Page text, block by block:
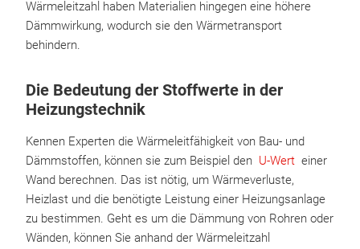
Wärmeleitzahl haben Materialien hingegen eine höhere
Dämmwirkung, wodurch sie den Wärmetransport
behindern.
Die Bedeutung der Stoffwerte in der
Heizungstechnik
Kennen Experten die Wärmeleitfähigkeit von Bau- und
Dämmstoffen, können sie zum Beispiel den U-Wert einer
Wand berechnen. Das ist nötig, um Wärmeverluste,
Heizlast und die benötigte Leistung einer Heizungsanlage
zu bestimmen. Geht es um die Dämmung von Rohren oder
Wänden, können Sie anhand der Wärmeleitzahl